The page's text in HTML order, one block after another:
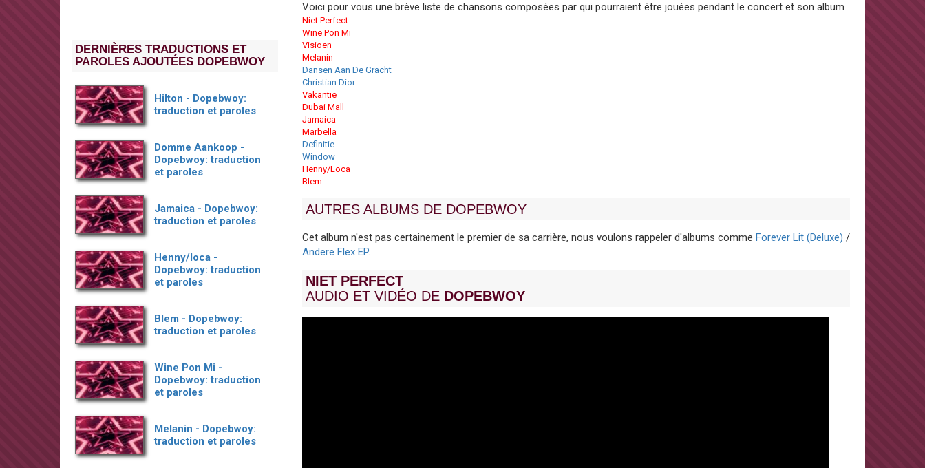
Voici pour vous une brève liste de chansons composées par qui pourraient être jouées pendant le concert et son album
Niet Perfect
Wine Pon Mi
Visioen
Melanin
Dansen Aan De Gracht
Christian Dior
Vakantie
Dubai Mall
Jamaica
Marbella
Definitie
Window
Henny/Loca
Blem
AUTRES ALBUMS DE DOPEBWOY
Cet album n'est pas certainement le premier de sa carrière, nous voulons rappeler d'albums comme Forever Lit (Deluxe) /
Andere Flex EP.
NIET PERFECT
AUDIO ET VIDÉO DE DOPEBWOY
DERNIÈRES TRADUCTIONS ET
PAROLES AJOUTÉES DOPEBWOY
Hilton - Dopebwoy:
traduction et paroles
Domme Aankoop -
Dopebwoy: traduction
et paroles
Jamaica - Dopebwoy:
traduction et paroles
Henny/loca -
Dopebwoy: traduction
et paroles
Blem - Dopebwoy:
traduction et paroles
Wine Pon Mi -
Dopebwoy: traduction
et paroles
Melanin - Dopebwoy:
traduction et paroles